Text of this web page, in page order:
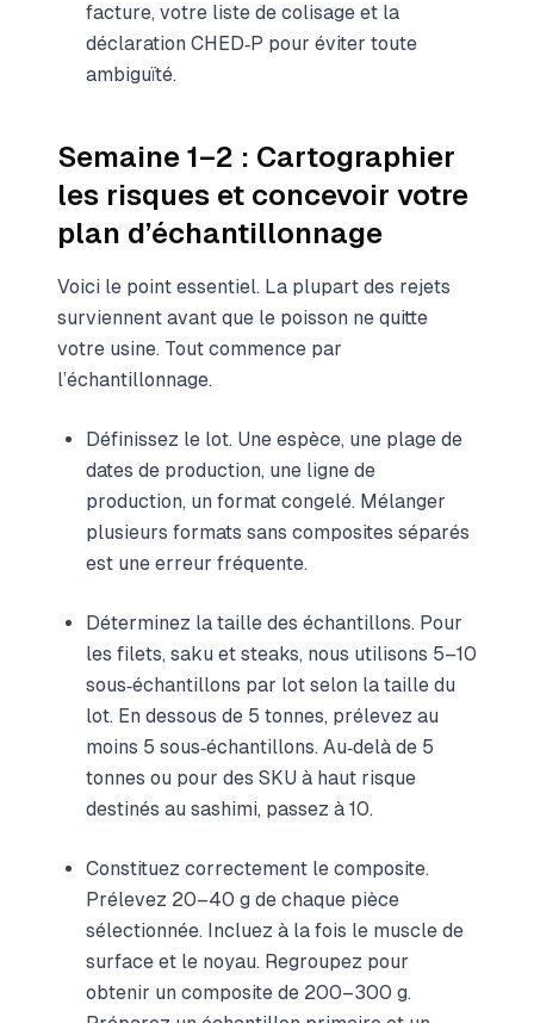
facture, votre liste de colisage et la
déclaration CHED‑P pour éviter toute
ambiguïté.
Semaine 1–2 : Cartographier
les risques et concevoir votre
plan d’échantillonnage
Voici le point essentiel. La plupart des rejets
surviennent avant que le poisson ne quitte
votre usine. Tout commence par
l’échantillonnage.
Définissez le lot. Une espèce, une plage de
dates de production, une ligne de
production, un format congelé. Mélanger
plusieurs formats sans composites séparés
est une erreur fréquente.
Déterminez la taille des échantillons. Pour
les filets, saku et steaks, nous utilisons 5–10
sous‑échantillons par lot selon la taille du
lot. En dessous de 5 tonnes, prélevez au
moins 5 sous‑échantillons. Au‑delà de 5
tonnes ou pour des SKU à haut risque
destinés au sashimi, passez à 10.
Constituez correctement le composite.
Prélevez 20–40 g de chaque pièce
sélectionnée. Incluez à la fois le muscle de
surface et le noyau. Regroupez pour
obtenir un composite de 200–300 g.